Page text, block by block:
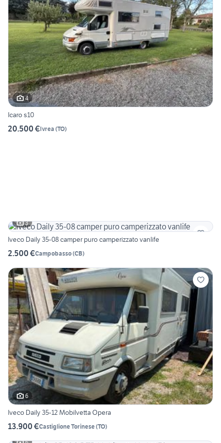
4
Icaro s10
20.500 €Ivrea (TO)
3
Iveco Daily 35-08 camper puro camperizzato vanlife
2.500 €Campobasso(CB)
6
Iveco Daily 35-12 Mobilvetta Opera
13.900 €Castiglione Torinese(TO)